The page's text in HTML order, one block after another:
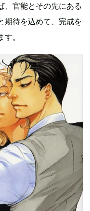
、官能とその先にある
期待を込めて、完成を
。